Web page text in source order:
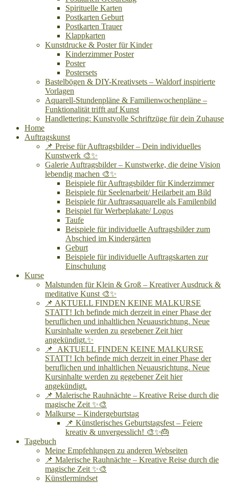
Spirituelle Karten
Postkarten Geburt
Postkarten Trauer
Klappkarten
Kunstdrucke & Poster für Kinder
Kinderzimmer Poster
Poster
Postersets
Bastelbögen & DIY-Kreativsets – Waldorf inspirierte
Vorlagen
Aquarell-Stundenpläne & Familienwochenpläne –
Funktionalität trifft auf Kunst
Handlettering: Kunstvolle Schriftzüge für dein Zuhause
Home
Auftragskunst
📌 Preise für Auftragsbilder – Dein individuelles
Kunstwerk 🎨✨
Galerie Auftragsbilder – Kunstwerke, die deine Vision
lebendig machen 🎨✨
Beispiele für Auftragsbilder für Kinderzimmer
Beispiele für Seelenarbeit/ Heilarbeit am Bild
Beispiele für Auftragsaquarelle als Familenbild
Beispiel für Werbeplakate/ Logos
Taufe
Beispiele für individuelle Auftragsbilder zum
Abschied im Kindergärten
Geburt
Beispiele für individuelle Auftragskarten zur
Einschulung
Kurse
Malstunden für Klein & Groß – Kreativer Ausdruck &
meditative Kunst 🎨✨
📌 AKTUELL FINDEN KEINE MALKURSE
STATT! Ich befinde mich derzeit in einer Phase der
beruflichen und inhaltlichen Neuausrichtung. Neue
Kursinhalte werden zu gegebener Zeit hier
angekündigt.✨
📌 AKTUELL FINDEN KEINE MALKURSE
STATT! Ich befinde mich derzeit in einer Phase der
beruflichen und inhaltlichen Neuausrichtung. Neue
Kursinhalte werden zu gegebener Zeit hier
angekündigt.
📌 Malerische Rauhnächte – Kreative Reise durch die
magische Zeit ✨🎨
Malkurse – Kindergeburtstag
📌 Künstlerisches Geburtstagsfest – Feiere
kreativ & unvergesslich! 🎨✨🎂
Tagebuch
Meine Empfehlungen zu anderen Webseiten
📌 Malerische Rauhnächte – Kreative Reise durch die
magische Zeit ✨🎨
Künstlermindset